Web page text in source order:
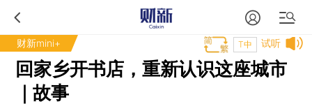
财新mini+ 试听
T中
回家乡开书店，重新认识这座城市
｜故事